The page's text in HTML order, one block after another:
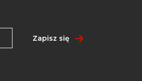
Zapisz się